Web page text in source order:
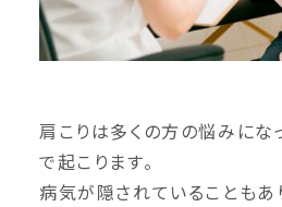
肩こりは多くの方の悩みにな
で起こります。
病気が隠されていることもあ